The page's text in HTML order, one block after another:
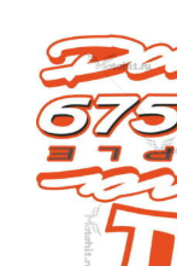
Этот
товар
имеет
несколько
вариаций.
Опции
можно
выбрать